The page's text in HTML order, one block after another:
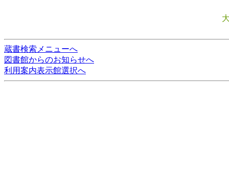
蔵書検索メニューへ
図書館からのお知らせへ
利用案内表示館選択へ